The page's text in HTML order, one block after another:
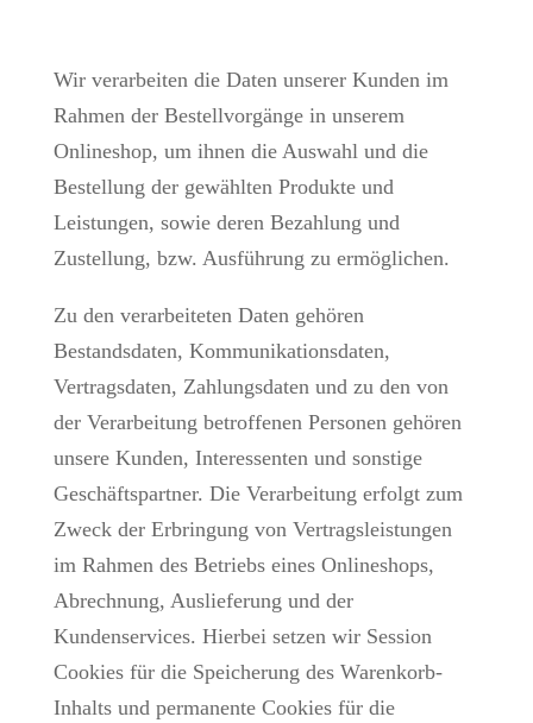
Wir verarbeiten die Daten unserer Kunden im
Rahmen der Bestellvorgänge in unserem
Onlineshop, um ihnen die Auswahl und die
Bestellung der gewählten Produkte und
Leistungen, sowie deren Bezahlung und
Zustellung, bzw. Ausführung zu ermöglichen.
Zu den verarbeiteten Daten gehören
Bestandsdaten, Kommunikationsdaten,
Vertragsdaten, Zahlungsdaten und zu den von
der Verarbeitung betroffenen Personen gehören
unsere Kunden, Interessenten und sonstige
Geschäftspartner. Die Verarbeitung erfolgt zum
Zweck der Erbringung von Vertragsleistungen
im Rahmen des Betriebs eines Onlineshops,
Abrechnung, Auslieferung und der
Kundenservices. Hierbei setzen wir Session
Cookies für die Speicherung des Warenkorb-
Inhalts und permanente Cookies für die